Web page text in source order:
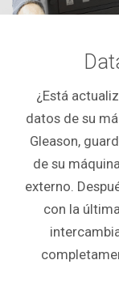
¿Está
datos de su
Gleason,
de su
externo.
con la